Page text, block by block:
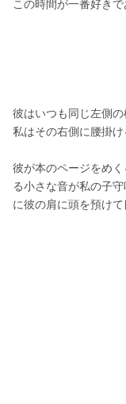
この時間が一番好きで
彼はいつも同じ左側の
私はその右側に腰掛け
彼が本のページをめ
る小さな音が私の子
に彼の肩に頭を預けて